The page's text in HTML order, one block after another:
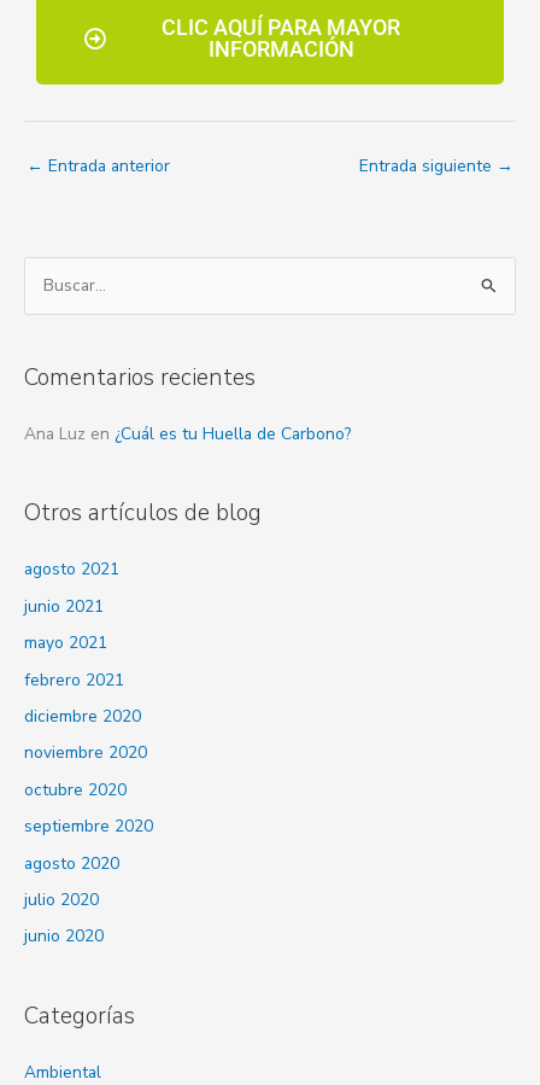
CLIC AQUÍ PARA MAYOR
INFORMACIÓN
← Entrada anterior Entrada siguiente →
u
c
o
:
Comentarios recientes
Ana Luz en ¿Cuál es tu Huella de Carbono?
Otros artículos de blog
agosto 2021
junio 2021
mayo 2021
febrero 2021
diciembre 2020
noviembre 2020
octubre 2020
septiembre 2020
agosto 2020
julio 2020
junio 2020
Categorías
Ambiental